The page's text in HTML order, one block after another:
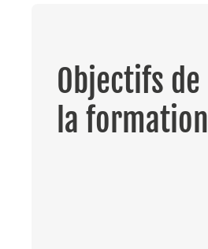
Objectifs de
la formation